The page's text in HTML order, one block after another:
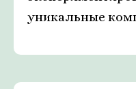
уникальные